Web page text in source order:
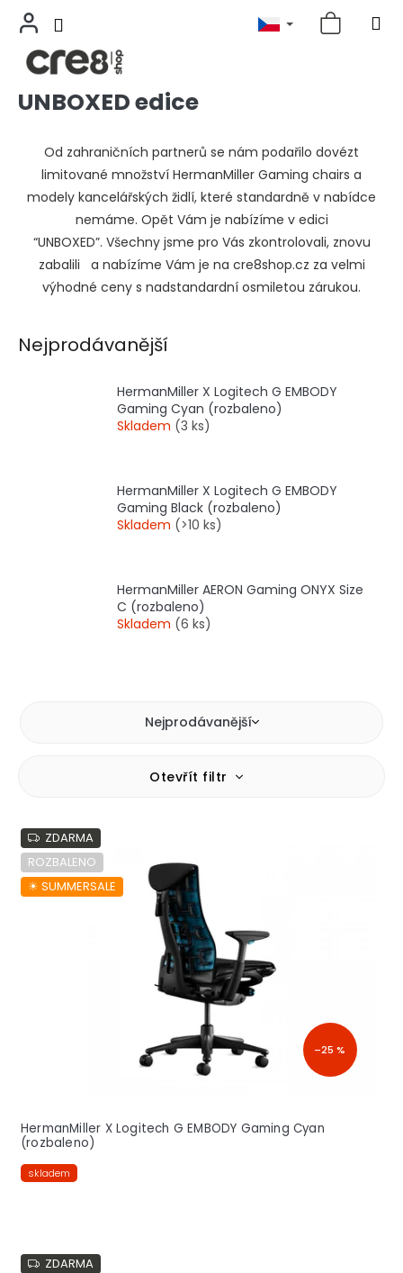
PřejítUNBOXED edice
Od zahraničních partnerů se nám podařilo dovézt
limitované množství HermanMiller Gaming chairs a
modely kancelářských židlí, které standardně v nabídce
nemáme. Opět Vám je nabízíme v edici
“UNBOXED”. Všechny jsme pro Vás zkontrolovali, znovu
zabalili a nabízíme Vám je na cre8shop.cz za velmi
výhodné ceny s nadstandardní osmiletou zárukou.
Nejprodávanější
HermanMiller X Logitech G EMBODY
Gaming Cyan (rozbaleno)
Skladem (3 ks)
HermanMiller X Logitech G EMBODY
Gaming Black (rozbaleno)
Skladem (>10 ks)
HermanMiller AERON Gaming ONYX Size
C (rozbaleno)
Skladem (6 ks)
Nejprodávanější
Otevřít filtr
s
p
r
o
ZDARMA
ROZBALENO
☀︎ SUMMERSALE
–25 %
HermanMiller X Logitech G EMBODY Gaming Cyan
(rozbaleno)
skladem
ZDARMA